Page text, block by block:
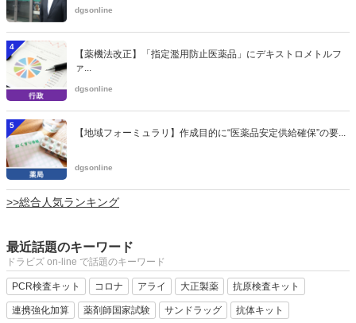
dgsonline
4
【薬機法改正】「指定濫用防止医薬品」にデキストロメトルフ
ァ...
dgsonline
5
【地域フォーミュラリ】作成目的に“医薬品安定供給確保”の要...
dgsonline
>>総合人気ランキング
最近話題のキーワード
ドラビズ on-line で話題のキーワード
PCR検査キット コロナ アライ 大正製薬 抗原検査キット
連携強化加算 薬剤師国家試験 サンドラッグ 抗体キット